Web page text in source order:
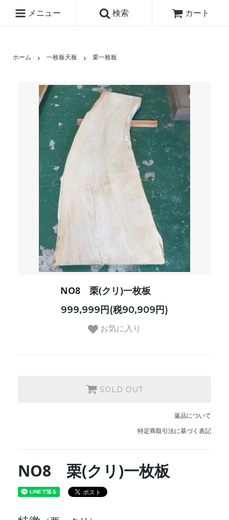
メニュー 検索 カート
ホーム 一枚板天板 栗一枚板
NO8 栗(クリ)一枚板
999,999円(税90,909円)
お気に入り
SOLD OUT
返品について
特定商取引法に基づく表記
NO8 栗(クリ)一枚板